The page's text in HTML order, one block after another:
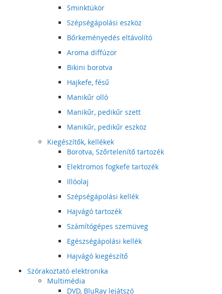
Sminktükör
Szépségápolási eszköz
Bőrkeményedés eltávolító
Aroma diffúzor
Bikini borotva
Hajkefe, fésű
Manikűr olló
Manikűr, pedikűr szett
Manikűr, pedikűr eszköz
Kiegészítők, kellékek
Borotva, Szőrtelenítő tartozék
Elektromos fogkefe tartozék
Illóolaj
Szépségápolási kellék
Hajvágó tartozék
Számítógépes szemüveg
Egészségápolási kellék
Hajvágó kiegészítő
Szórakoztató elektronika
Multimédia
DVD, BluRay lejátszó